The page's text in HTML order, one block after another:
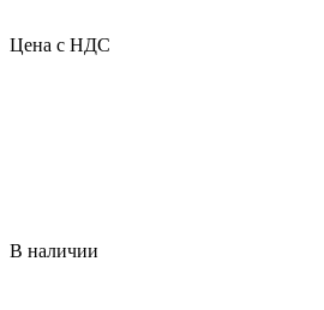
Цена с НДС
В наличии